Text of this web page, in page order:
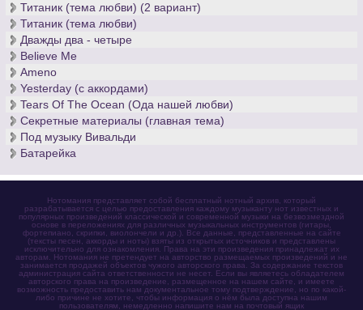
Титаник (тема любви) (2 вариант)
Титаник (тема любви)
Дважды два - четыре
Believe Me
Ameno
Yesterday (с аккордами)
Tears Of The Ocean (Ода нашей любви)
Секретные материалы (главная тема)
Под музыку Вивальди
Батарейка
Нотомания представляет собой бесплатный нотный архив, который
разрабатывается с целью предоставления каждому музыканту нот известных и
популярных произведений классической и современной музыки на безвозмездной
основе в переложениях для различных музыкальных инструментов (гитары,
фортепиано, скрипки, виолончели и др.). Все данные, представленные на сайте
(тексты песен, аккорды и ноты) взяты из открытых источников и представлены
исключительно для ознакомления. Права на эти произведения принадлежат их
авторам. Нотомания не претендует на авторство размещаемых произведений и не
занимается продажей объектов чужого авторского права. За содержание текстов
администрация сайта ответственности не несет. Если вы являетесь обладателем
авторского права на произведение, размещенное на нашем сайте, и имеете
возможность предоставить нам документальное тому подтверждение, но по какой-
либо причине не хотите, чтобы информация о нём была доступна нашим
пользователям, немедленно напишите нам на почтовый ящик